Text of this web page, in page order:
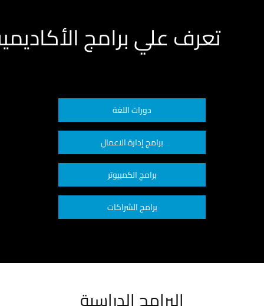
تعرف علي برامج
دورات اللغة
برامج إدارة الاعمال
برامج الكمبيوتر
برامج الشراكات